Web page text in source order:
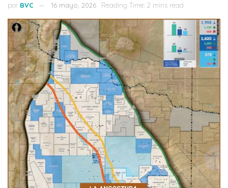
por BVC 16 mayo, 2026 Reading Time: 2 mins read